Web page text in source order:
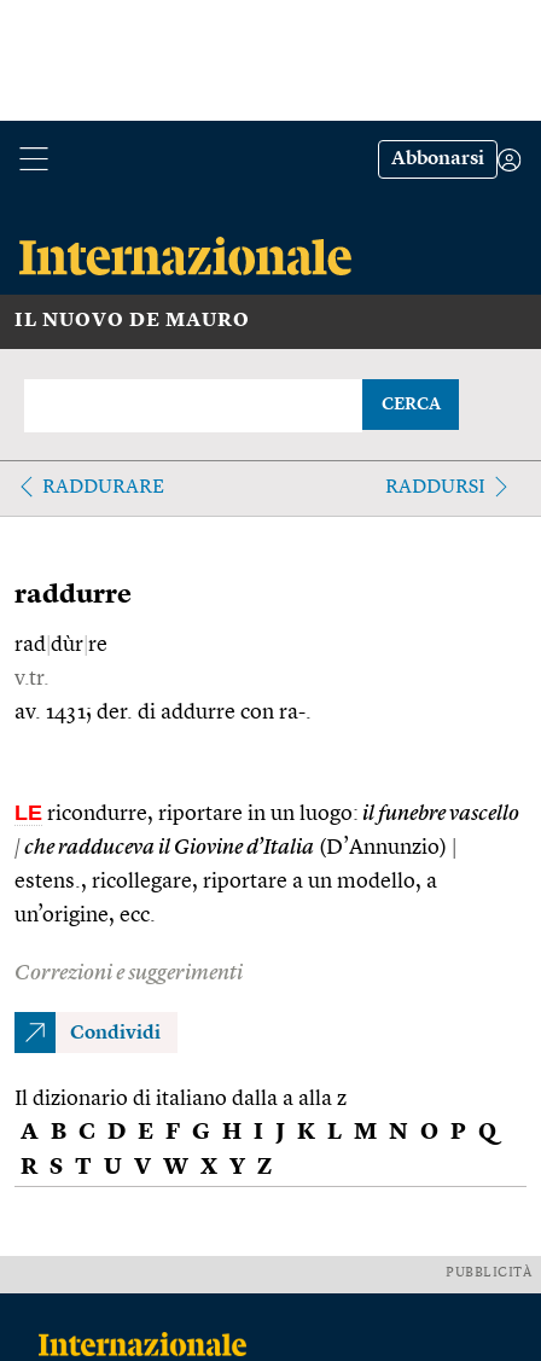
Abbonarsi
IL NUOVO DE MAURO
CERCA
RADDURARE RADDURSI
raddurre
rad dùr re
v.tr.
av. 1431; der. di addurre con ra-.
LE ricondurre, riportare in un luogo: il funebre vascello
|che radduceva il Giovine d’Italia (D’Annunzio)
estens., ricollegare, riportare a un modello, a
un’origine, ecc.
Correzioni e suggerimenti
Condividi
Il dizionario di italiano dalla a alla z
A B C D E F G H I J K L M N O P Q
R S T U V W X Y Z
PUBBLICITÀ